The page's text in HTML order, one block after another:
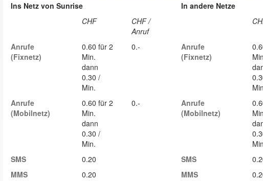
Ins Netz von Sunrise
CHF
CHF /
Anruf
Anrufe
(Fixnetz)
0.60 für 2
Min.
dann
0.30 /
Min.
0.-
Anrufe
(Mobilnetz)
0.60 für 2
Min.
dann
0.30 /
Min.
0.-
SMS
0.20
MMS
0.20
In andere Netze
Anrufe
(Fixnetz)
Anrufe
(Mobilnetz)
SMS
MMS